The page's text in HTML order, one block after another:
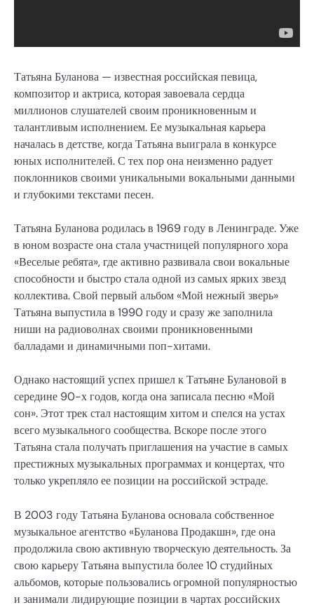
Татьяна Буланова — известная российская певица,
композитор и актриса, которая завоевала сердца
миллионов слушателей своим проникновенным и
талантливым исполнением. Ее музыкальная карьера
началась в детстве, когда Татьяна выиграла в конкурсе
юных исполнителей. С тех пор она неизменно радует
поклонников своими уникальными вокальными данными
и глубокими текстами песен.
Татьяна Буланова родилась в 1969 году в Ленинграде. Уже
в юном возрасте она стала участницей популярного хора
«Веселые ребята», где активно развивала свои вокальные
способности и быстро стала одной из самых ярких звезд
коллектива. Свой первый альбом «Мой нежный зверь»
Татьяна выпустила в 1990 году и сразу же заполнила
ниши на радиоволнах своими проникновенными
балладами и динамичными поп-хитами.
Однако настоящий успех пришел к Татьяне Булановой в
середине 90-х годов, когда она записала песню «Мой
сон». Этот трек стал настоящим хитом и спелся на устах
всего музыкального сообщества. Вскоре после этого
Татьяна стала получать приглашения на участие в самых
престижных музыкальных программах и концертах, что
только укрепляло ее позиции на российской эстраде.
В 2003 году Татьяна Буланова основала собственное
музыкальное агентство «Буланова Продакшн», где она
продолжила свою активную творческую деятельность. За
свою карьеру Татьяна выпустила более 10 студийных
альбомов, которые пользовались огромной популярностью
и занимали лидирующие позиции в чартах российских